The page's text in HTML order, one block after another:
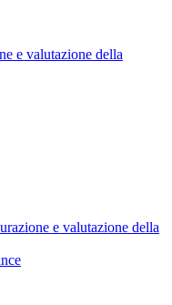
e valutazione della
e valutazione della